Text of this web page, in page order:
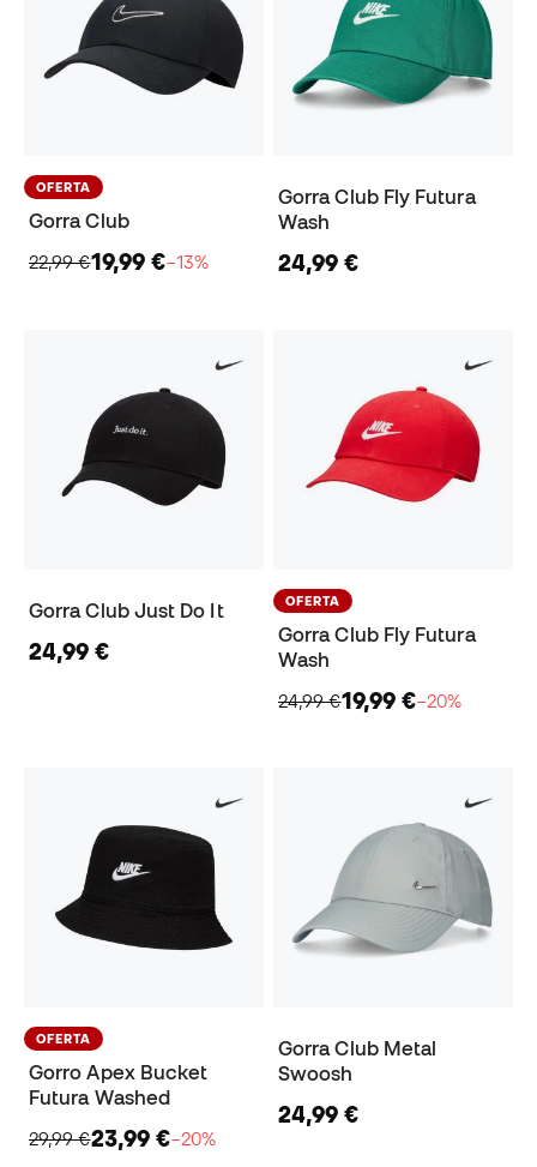
OFERTA
Gorra Club
22,99 €19,99 €−13%
Gorra Club Fly Futura
Wash
24,99 €
Gorra Club Just Do It
24,99 €
OFERTA
Gorra Club Fly Futura
Wash
24,99 €19,99 €−20%
OFERTA
Gorro Apex Bucket
Futura Washed
29,99 €23,99 €−20%
Gorra Club Metal
Swoosh
24,99 €